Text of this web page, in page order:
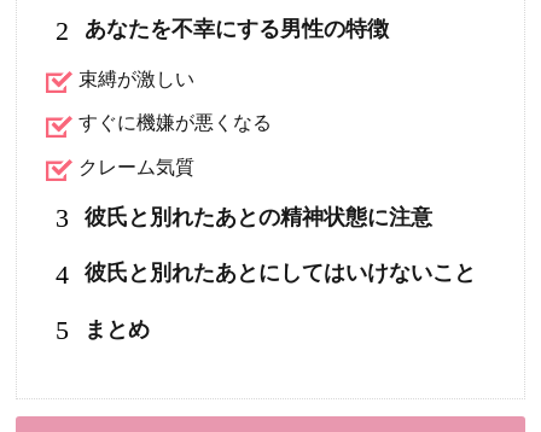
2 あなたを不幸にする男性の特徴
束縛が激しい
すぐに機嫌が悪くなる
クレーム気質
3 彼氏と別れたあとの精神状態に注意
4 彼氏と別れたあとにしてはいけないこと
5 まとめ